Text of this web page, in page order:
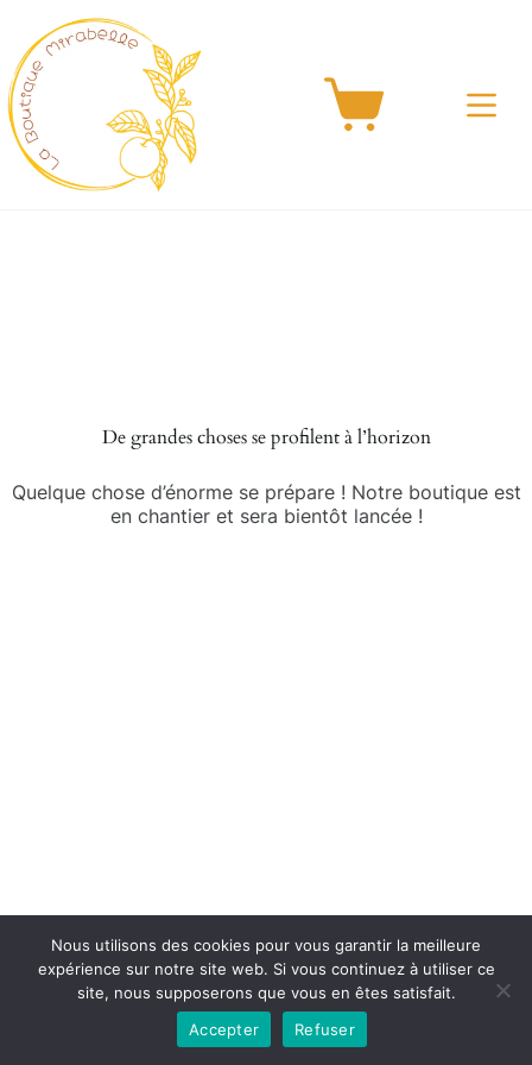
contenu
Panier
d’achat
De grandes choses se profilent à l’horizon
Quelque chose d’énorme se prépare ! Notre boutique est
en chantier et sera bientôt lancée !
Copyright © 2026la boutique mirabelle}.
Nous utilisons des cookies pour vous garantir la meilleure
expérience sur notre site web. Si vous continuez à utiliser ce
site, nous supposerons que vous en êtes satisfait.
Accepter
Refuser